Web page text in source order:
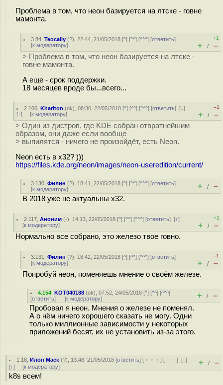
Проблема в том, что неон базируется на лтске - гοвне
мамонта.
3.84 ,Teocally (?), 22:44, 21/05/2018 [^] [^^] [^^^] [ответить]
[к модератору]
+1
+ / –
> Проблема в том, что неон базируется на лтске -
гοвне мамонта.
А еще - срок поддержки.
18 месяцев вроде бы...всего...
2.106 ,Khariton (ok), 08:30, 22/05/2018 [^] [^^] [^^^] [ответить][↓]
[↑] [к модератору]
–1
+ / –
> Один из дистров, где KDE собран отвратнейшим
образом, они даже если вообще
> выпилятся - ничего не произойдёт, есть Neon.
Neon есть в х32? )))
https://files.kde.org/neon/images/neon-useredition/current/
3.130 ,Филин (?), 18:41, 22/05/2018 [^] [^^] [^^^] [ответить]
[к модератору] + / –
В 2018 уже не актуальны х32.
2.117 ,Аноним (-), 14:13, 22/05/2018 [^] [^^] [^^^] [ответить][↑]
[к модератору]
+1
+ / –
Нормально все собрано, это железо твое гoвно.
3.131 ,Филин (?), 18:42, 22/05/2018 [^] [^^] [^^^] [ответить]
[к модератору]
–1
+ / –
Попробуй неон, поменяешь мнение о своём железе.
4.154 ,KOT040188 (ok), 07:52, 24/05/2018 [^] [^^] [^^^]
[ответить] [к модератору] + / –
Пробовал я неон. Мнения о железе не поменял.
А о нём ничего хорошего сказать не могу. Одни
только миллионные зависимости у некоторых
приложений бесят, их не установить из-за этого.
1.18 ,Илон Маск (?), 13:48, 21/05/2018 [ответить] [ ﹢﹢﹢] [ · · ·][↓]
[↑] [к модератору] + / –
k8s всем!